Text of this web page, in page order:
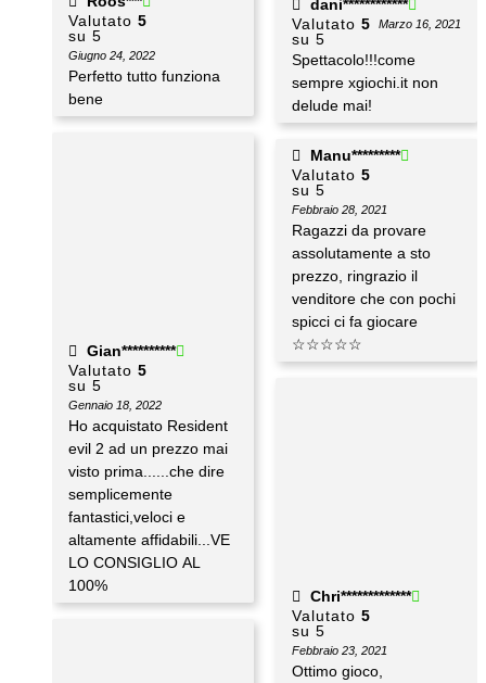
Valutato 5
su 5
Giugno 24, 2022
Perfetto tutto funziona
bene
Gian**********
Valutato 5
su 5
Gennaio 18, 2022
Ho acquistato Resident
evil 2 ad un prezzo mai
visto prima......che dire
semplicemente
fantastici,veloci e
altamente affidabili...VE
LO CONSIGLIO AL
100%
dani************
Valutato 5
su 5
Marzo 16, 2021
Spettacolo!!!come
sempre xgiochi.it non
delude mai!
Manu*********
Valutato 5
su 5
Febbraio 28, 2021
Ragazzi da provare
assolutamente a sto
prezzo, ringrazio il
venditore che con pochi
spicci ci fa giocare
☆☆☆☆☆
Chri*************
Valutato 5
su 5
Febbraio 23, 2021
Ottimo gioco,